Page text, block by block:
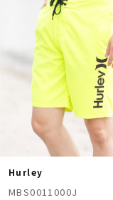
Hurley
MBS0011000J